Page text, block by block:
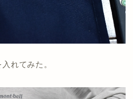
れてみた。